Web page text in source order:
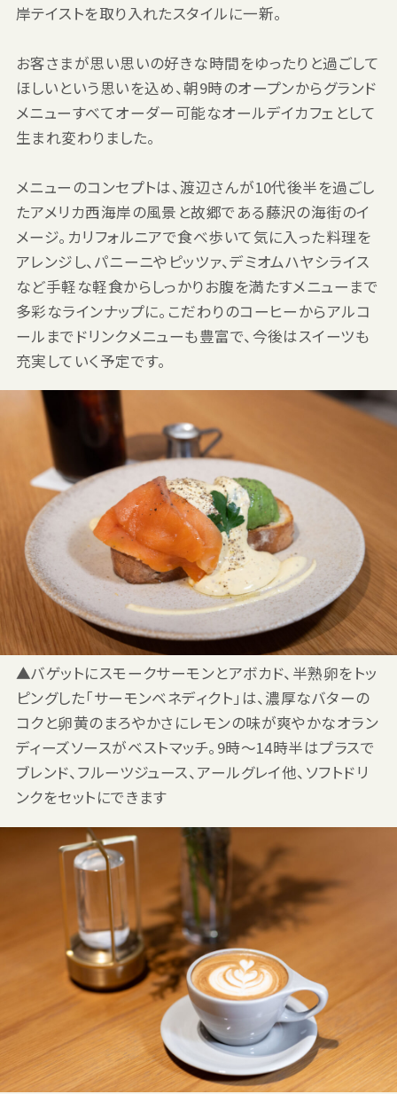
岸テイストを取り入れたスタイルに一新。
お客さまが思い思いの好きな時間をゆったりと過ごして
ほしいという思いを込め、朝9時のオープンからグランド
メニューすべてオーダー可能なオールデイカフェとして
生まれ変わりました。
メニューのコンセプトは、渡辺さんが10代後半を過ごし
たアメリカ西海岸の風景と故郷である藤沢の海街のイ
メージ。カリフォルニアで食べ歩いて気に入った料理を
アレンジし、パニーニやピッツァ、デミオムハヤシライス
など手軽な軽食からしっかりお腹を満たすメニューまで
多彩なラインナップに。こだわりのコーヒーからアルコ
ールまでドリンクメニューも豊富で、今後はスイーツも
充実していく予定です。
▲バゲットにスモークサーモンとアボカド、半熟卵をトッ
ピングした「サーモンベネディクト」は、濃厚なバターの
コクと卵黄のまろやかさにレモンの味が爽やかなオラン
ディーズソースがベストマッチ。9時〜14時半はプラスで
ブレンド、フルーツジュース、アールグレイ他、ソフトドリ
ンクをセットにできます